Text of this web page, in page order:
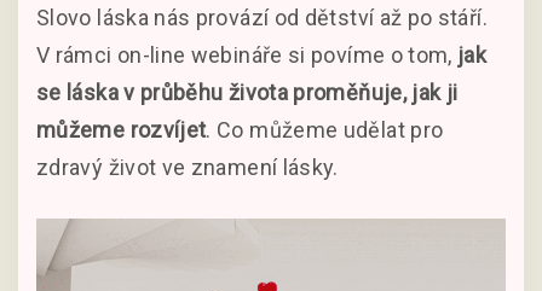
Slovo láska nás provází od dětství až po stáří.
V rámci on-line webináře si povíme o tom, jak
se láska v průběhu života proměňuje, jak ji
můžeme rozvíjet. Co můžeme udělat pro
zdravý život ve znamení lásky.